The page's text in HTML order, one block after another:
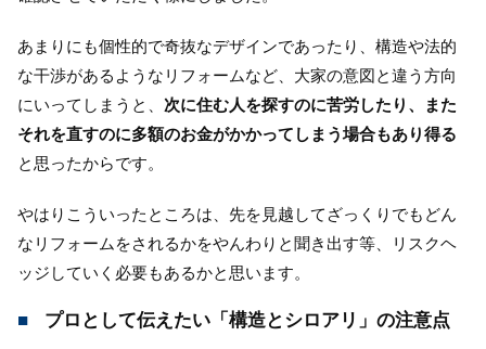
あまりにも個性的で奇抜なデザインであったり、構造や法的
な干渉があるようなリフォームなど、大家の意図と違う方向
にいってしまうと、 次に住む人を探すのに苦労したり、また
それを直すのに多額のお金がかかってしまう場合もあり得る
と思ったからです。
やはりこういったところは、先を見越してざっくりでもどん
なリフォームをされるかをやんわりと聞き出す等、リスクヘ
ッジしていく必要もあるかと思います。
プロとして伝えたい「構造とシロアリ」の注意点